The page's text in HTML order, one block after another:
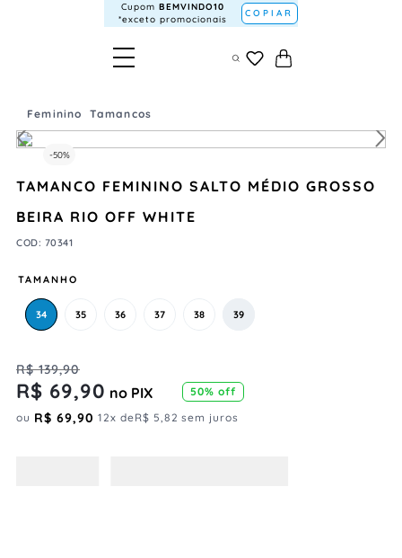
Cupom BEMVINDO10
*exceto promocionais
COPIAR
Feminino Tamancos
-50%
TAMANCO FEMININO SALTO MÉDIO GROSSO
BEIRA RIO OFF WHITE
COD: 70341
TAMANHO
34 35 36 37 38 39
R$ 139,90
R$ 69,90 no PIX 50% off
ou R$ 69,90 12x deR$ 5,82 sem juros